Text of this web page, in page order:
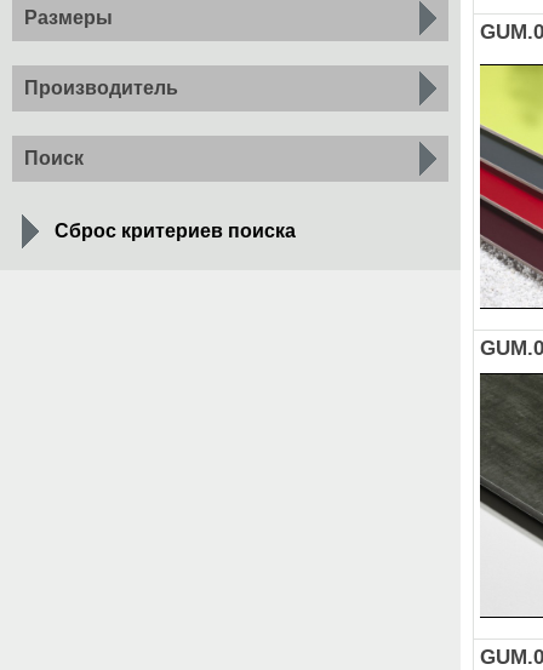
Размеры
Производитель
Поиск
Сброс критериев поиска